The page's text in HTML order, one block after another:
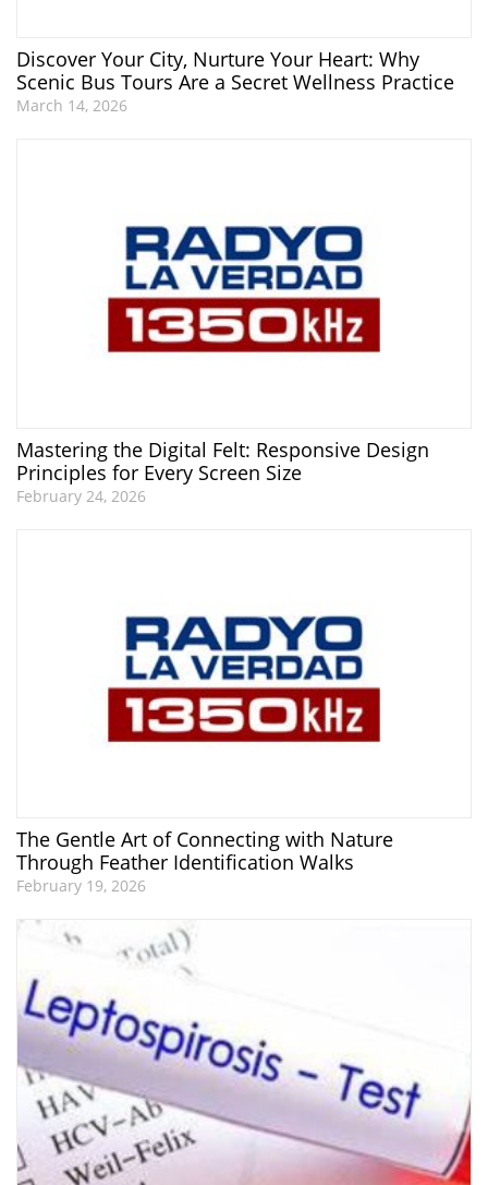
Discover Your City, Nurture Your Heart: Why
Scenic Bus Tours Are a Secret Wellness Practice
March 14, 2026
Mastering the Digital Felt: Responsive Design
Principles for Every Screen Size
February 24, 2026
The Gentle Art of Connecting with Nature
Through Feather Identification Walks
February 19, 2026